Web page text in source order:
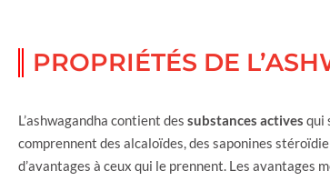
PROPRIÉTÉS DE
L’ashwagandha contient des substances actives qui
comprennent des alcaloïdes, des saponines
d’avantages à ceux qui le prennent. Les avantages